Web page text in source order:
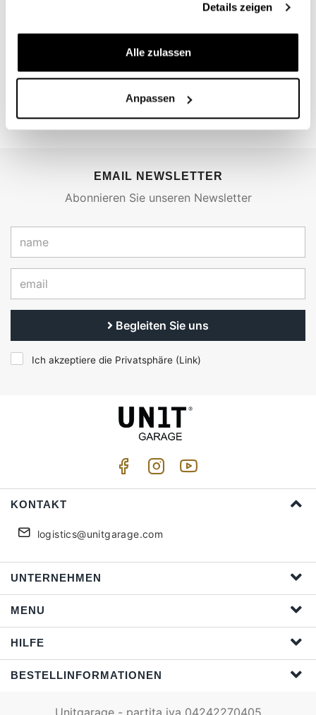
Details zeigen
Alle zulassen
Anpassen
EMAIL NEWSLETTER
Abonnieren Sie unseren Newsletter
Begleiten Sie uns
Ich akzeptiere die Privatsphäre (Link)
KONTAKT
logistics@unitgarage.com
UNTERNEHMEN
MENU
HILFE
BESTELLINFORMATIONEN